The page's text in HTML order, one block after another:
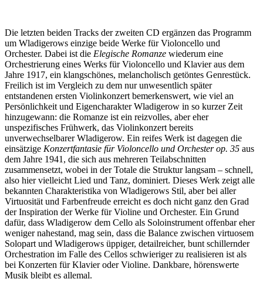
Die letzten beiden Tracks der zweiten CD ergänzen das Programm
um Wladigerows einzige beide Werke für Violoncello und
Orchester. Dabei ist die Elegische Romanze wiederum eine
Orchestrierung eines Werks für Violoncello und Klavier aus dem
Jahre 1917, ein klangschönes, melancholisch getöntes Genrestück.
Freilich ist im Vergleich zu dem nur unwesentlich später
entstandenen ersten Violinkonzert bemerkenswert, wie viel an
Persönlichkeit und Eigencharakter Wladigerow in so kurzer Zeit
hinzugewann: die Romanze ist ein reizvolles, aber eher
unspezifisches Frühwerk, das Violinkonzert bereits
unverwechselbarer Wladigerow. Ein reifes Werk ist dagegen die
einsätzige Konzertfantasie für Violoncello und Orchester op. 35 aus
dem Jahre 1941, die sich aus mehreren Teilabschnitten
zusammensetzt, wobei in der Totale die Struktur langsam – schnell,
also hier vielleicht Lied und Tanz, dominiert. Dieses Werk zeigt alle
bekannten Charakteristika von Wladigerows Stil, aber bei aller
Virtuosität und Farbenfreude erreicht es doch nicht ganz den Grad
der Inspiration der Werke für Violine und Orchester. Ein Grund
dafür, dass Wladigerow dem Cello als Soloinstrument offenbar eher
weniger nahestand, mag sein, dass die Balance zwischen virtuosem
Solopart und Wladigerows üppiger, detailreicher, bunt schillernder
Orchestration im Falle des Cellos schwieriger zu realisieren ist als
bei Konzerten für Klavier oder Violine. Dankbare, hörenswerte
Musik bleibt es allemal.